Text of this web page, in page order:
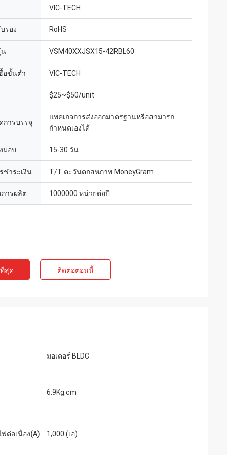
ดหวังมันบรรจุ
VIC-TECH
รอง RoHS
น VSM40XXJSX15-42RBL60
อขั้นต่ำ VIC-TECH
$25~$50/unit
การบรรจุ
แพคเกจการส่งออกมาตรฐานหรือสามารถ
กำหนดเองได้
มอบ 15-30 วัน
ชำระเงิน T/T ตะวันตกสหภาพ MoneyGram
ารผลิต 1000000 หน่วยต่อปี
สุด ติดต่อตอนนี้
มอเตอร์ BLDC
6.9Kg.cm
ต่อเนื่อง(A) 1,000 (เอ)